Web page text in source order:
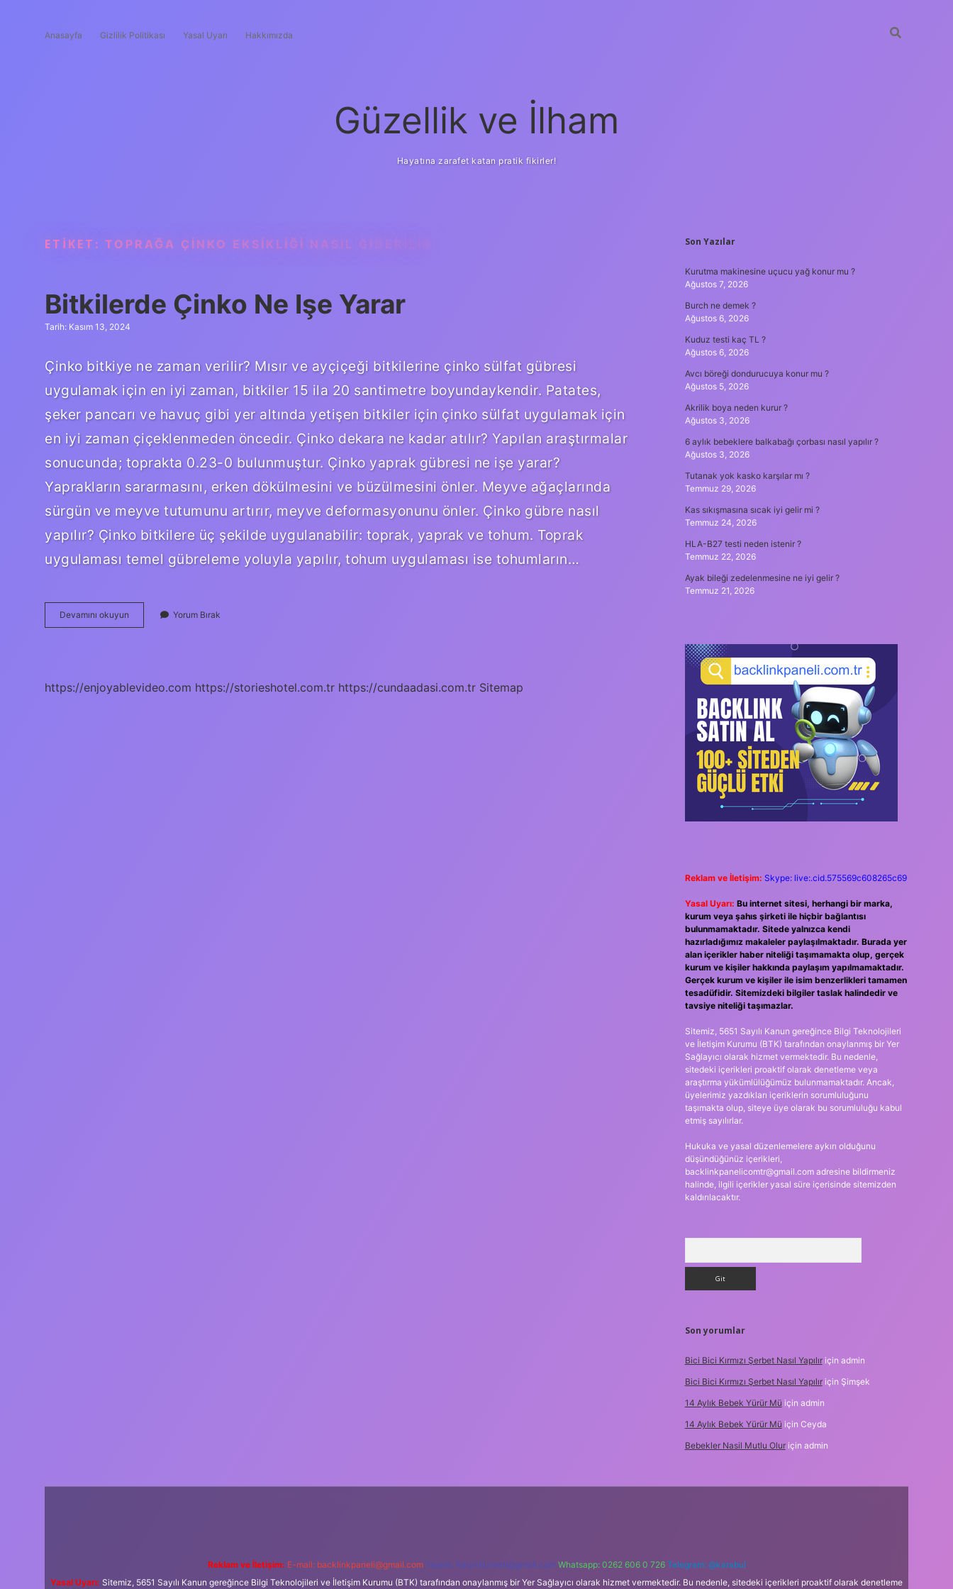
Anasayfa Gizlilik Politikası Yasal Uyarı Hakkımızda
Güzellik ve İlham
Hayatına zarafet katan pratik fikirler!
ETIKET: TOPRAĞA ÇINKO EKSIKLIĞI NASIL GIDERILIR
Bitkilerde Çinko Ne Işe Yarar
Tarih: Kasım 13, 2024
Çinko bitkiye ne zaman verilir? Mısır ve ayçiçeği bitkilerine çinko sülfat gübresi
uygulamak için en iyi zaman, bitkiler 15 ila 20 santimetre boyundaykendir. Patates,
şeker pancarı ve havuç gibi yer altında yetişen bitkiler için çinko sülfat uygulamak için
en iyi zaman çiçeklenmeden öncedir. Çinko dekara ne kadar atılır? Yapılan araştırmalar
sonucunda; toprakta 0.23-0 bulunmuştur. Çinko yaprak gübresi ne işe yarar?
Yaprakların sararmasını, erken dökülmesini ve büzülmesini önler. Meyve ağaçlarında
sürgün ve meyve tutumunu artırır, meyve deformasyonunu önler. Çinko gübre nasıl
yapılır? Çinko bitkilere üç şekilde uygulanabilir: toprak, yaprak ve tohum. Toprak
uygulaması temel gübreleme yoluyla yapılır, tohum uygulaması ise tohumların…
Devamını okuyun Bitkilerde
Çinko
Yorum Bırak
https://enjoyablevideo.com https://storieshotel.com.tr https://cundaadasi.com.tr Sitemap
SIDEBAR
Son Yazılar
Kurutma makinesine uçucu yağ konur mu ?
Ağustos 7, 2026
Burch ne demek ?
Ağustos 6, 2026
Kuduz testi kaç TL ?
Ağustos 6, 2026
Avcı böreği dondurucuya konur mu ?
Ağustos 5, 2026
Akrilik boya neden kurur ?
Ağustos 3, 2026
6 aylık bebeklere balkabağı çorbası nasıl yapılır ?
Ağustos 3, 2026
Tutanak yok kasko karşılar mı ?
Temmuz 29, 2026
Kas sıkışmasına sıcak iyi gelir mi ?
Temmuz 24, 2026
HLA-B27 testi neden istenir ?
Temmuz 22, 2026
Ayak bileği zedelenmesine ne iyi gelir ?
Temmuz 21, 2026
Reklam ve İletişim: Skype: live:.cid.575569c608265c69
Yasal Uyarı: Bu internet sitesi, herhangi bir marka,
kurum veya şahıs şirketi ile hiçbir bağlantısı
bulunmamaktadır. Sitede yalnızca kendi
hazırladığımız makaleler paylaşılmaktadır. Burada yer
alan içerikler haber niteliği taşımamakta olup, gerçek
kurum ve kişiler hakkında paylaşım yapılmamaktadır.
Gerçek kurum ve kişiler ile isim benzerlikleri tamamen
tesadüfidir. Sitemizdeki bilgiler taslak halindedir ve
tavsiye niteliği taşımazlar.
Sitemiz, 5651 Sayılı Kanun gereğince Bilgi Teknolojileri
ve İletişim Kurumu (BTK) tarafından onaylanmış bir Yer
Sağlayıcı olarak hizmet vermektedir. Bu nedenle,
sitedeki içerikleri proaktif olarak denetleme veya
araştırma yükümlülüğümüz bulunmamaktadır. Ancak,
üyelerimiz yazdıkları içeriklerin sorumluluğunu
taşımakta olup, siteye üye olarak bu sorumluluğu kabul
etmiş sayılırlar.
Hukuka ve yasal düzenlemelere aykırı olduğunu
düşündüğünüz içerikleri,
backlinkpanelicomtr@gmail.comadresine bildirmeniz
halinde, ilgili içerikler yasal süre içerisinde sitemizden
kaldırılacaktır.
Son yorumlar
Bici Bici Kırmızı Şerbet Nasıl Yapılıriçin admin
Bici Bici Kırmızı Şerbet Nasıl Yapılıriçin Şimşek
14 Aylık Bebek Yürür Mü için admin
14 Aylık Bebek Yürür Mü için Ceyda
Bebekler Nasil Mutlu Oluriçin admin
güvenilir bahis siteleriilbet giriş adresi
Reklam ve İletişim: E-mail: backlinkpaneli@gmail.com Teams: forumhizmeti@gmail.com Whatsapp: 0262 606 0 726 Telegram: @karabul
Yasal Uyarı: Sitemiz, 5651 Sayılı Kanun gereğince Bilgi Teknolojileri ve İletişim Kurumu (BTK) tarafından onaylanmış bir Yer Sağlayıcı olarak hizmet vermektedir. Bu nedenle, sitedeki içerikleri proaktif olarak denetleme